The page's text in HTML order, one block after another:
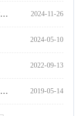
华中科技大学免税进口科教用品验收报告 2024-11-26
2024-05-10
2022-09-13
学院开设仪器设备共享收费专用账户的申请模版 2019-05-14